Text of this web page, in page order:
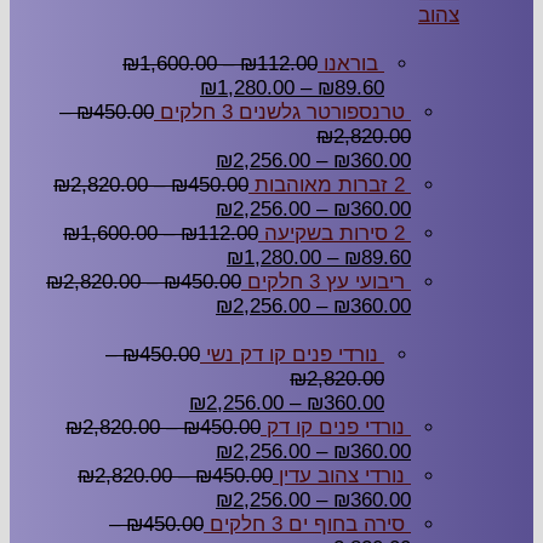
צהוב
בוראנו ₪112.00
–
₪1,600.00
₪89.60
–
₪1,280.00
טרנספורטר גלשנים 3 חלקים
₪450.00
–
₪2,820.00
₪360.00
–
₪2,256.00
2 זברות מאוהבות
₪450.00
–
₪2,820.00
₪360.00
–
₪2,256.00
2 סירות בשקיעה
₪112.00
–
₪1,600.00
₪89.60
–
₪1,280.00
ריבועי עץ 3 חלקים
₪450.00
–
₪2,820.00
₪360.00
–
₪2,256.00
נורדי פנים קו דק נשי ₪450.00
–
₪2,820.00
₪360.00
–
₪2,256.00
נורדי פנים קו דק
₪450.00
–
₪2,820.00
₪360.00
–
₪2,256.00
נורדי צהוב עדין
₪450.00
–
₪2,820.00
₪360.00
–
₪2,256.00
סירה בחוף ים 3 חלקים
₪450.00
–